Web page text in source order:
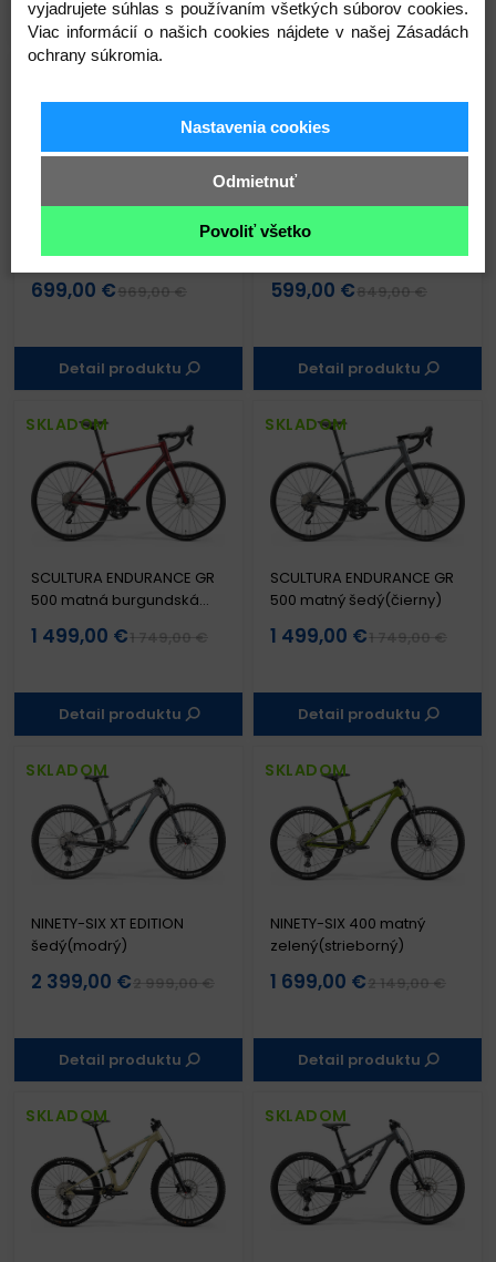
Detail produktu Detail produktu
tmavostrieborný
699,00 €969,00 €
Detail produktu
SPEEDER 100 matná
šampanská(čierny)
599,00 € 849,00 €
Detail produktu
SKLADOM
SCULTURA ENDURANCE GR
500 matná burgundská
1 499,00 € 1 749,00 €
Detail produktu
SKLADOM
SCULTURA ENDURANCE GR
500 matný šedý(čierny)
1 499,00 € 1 749,00 €
Detail produktu
SKLADOM
NINETY-SIX XT EDITION
šedý(modrý)
2 399,00 € 2 999,00 €
Detail produktu
SKLADOM
NINETY-SIX 400 matný
zelený(strieborný)
1 699,00 € 2 149,00 €
Detail produktu
SKLADOM SKLADOM
vyjadrujete súhlas s používaním všetkých súborov cookies.
Viac informácií o našich cookies nájdete v našej Zásadách
ochrany súkromia.
Nastavenia cookies
Odmietnuť
Povoliť všetko